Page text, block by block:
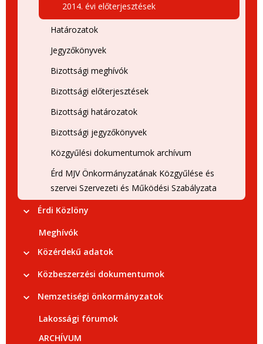
2014. évi előterjesztések
Határozatok
Jegyzőkönyvek
Bizottsági meghívók
Bizottsági előterjesztések
Bizottsági határozatok
Bizottsági jegyzőkönyvek
Közgyűlési dokumentumok archívum
Érd MJV Önkormányzatának Közgyűlése és
szervei Szervezeti és Működési Szabályzata
Érdi Közlöny
Meghívók
Közérdekű adatok
Közbeszerzési dokumentumok
Nemzetiségi önkormányzatok
Lakossági fórumok
ARCHÍVUM